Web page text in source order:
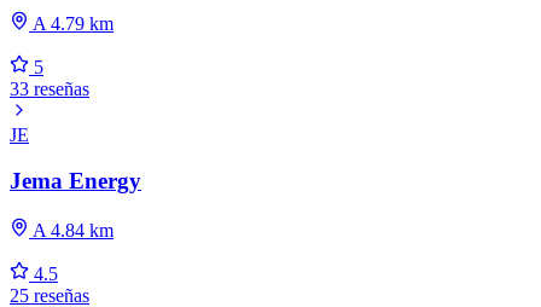
A 4.79 km
5
33 reseñas
JE
Jema Energy
A 4.84 km
4.5
25 reseñas